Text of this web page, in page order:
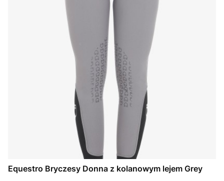
Equestro Bryczesy Donna z kolanowym lejem Grey